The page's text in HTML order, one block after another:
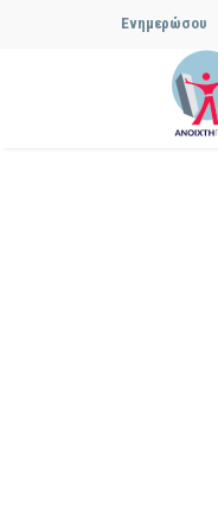
Ενημερώσου